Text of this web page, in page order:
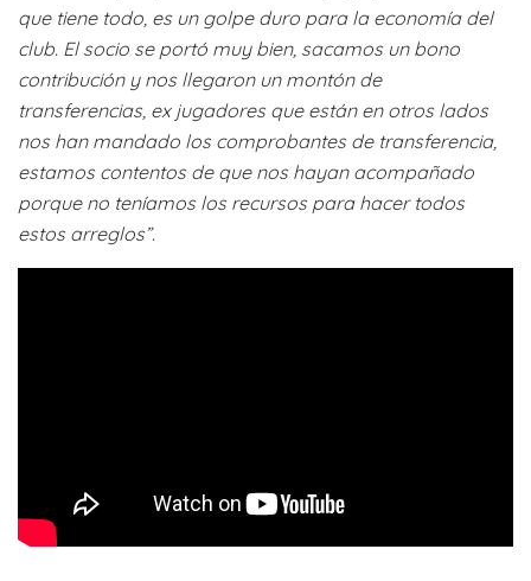
que tiene todo, es un golpe duro para la economía del
club. El socio se portó muy bien, sacamos un bono
contribución y nos llegaron un montón de
transferencias, ex jugadores que están en otros lados
nos han mandado los comprobantes de transferencia,
estamos contentos de que nos hayan acompañado
porque no teníamos los recursos para hacer todos
estos arreglos”.